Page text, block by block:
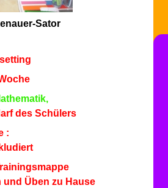
Sator
des Schülers
:
Üben zu Hause